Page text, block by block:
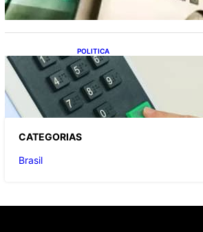
POLITICA
Viracasacas? Em 2022,
votaram mais em Lula
no 2º
CATEGORIAS
Brasil